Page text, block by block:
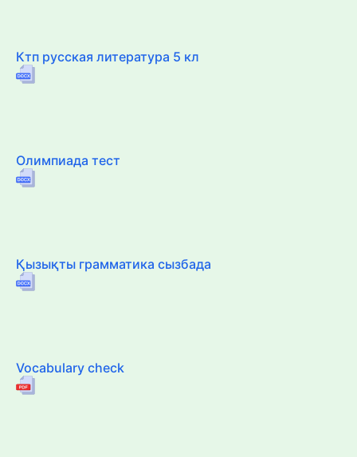
Ктп русская литература 5 кл
Олимпиада тест
Қызықты грамматика сызбада
Vocabulary check